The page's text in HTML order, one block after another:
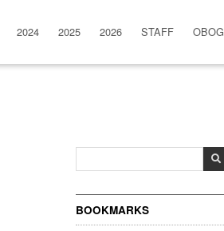
2024 2025 2026 STAFF OBOG
BOOKMARKS